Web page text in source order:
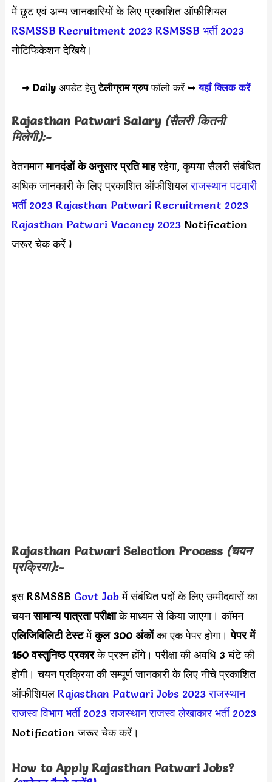
में छूट एवं अन्य जानकारियों के लिए प्रकाशित ऑफीशियल
RSMSSB Recruitment 2023 RSMSSB भर्ती 2023
नोटिफिकेशन देखिये।
➜ Daily अपडेट हेतुटेलीग्राम ग्रुपफॉलो करें ➥यहाँ क्लिक करें
Rajasthan Patwari Salary (सैलरी कितनी
मिलेगी):-
वेतनमानमानदंडों के अनुसारप्रति माहरहेगा, कृपया सैलरी संबंधित
अधिक जानकारी के लिए प्रकाशित ऑफीशियलराजस्थान पटवारी
भर्ती 2023 Rajasthan Patwari Recruitment 2023
Rajasthan Patwari Vacancy 2023Notification
जरूर चेक करें l
Rajasthan Patwari Selection Process (चयन
प्रक्रिया):-
इस RSMSSB Govt Jobमें संबंधित पदों के लिए उम्मीदवारों का
चयनसामान्य पात्रता परीक्षाके माध्यम से किया जाएगा। कॉमन
एलिजिबिलिटी टेस्टमेंकुल 300 अंकोंका एक पेपर होगा।पेपर में
150 वस्तुनिष्ठ प्रकारके प्रश्न होंगे। परीक्षा की अवधि 3 घंटे की
होगी। चयन प्रक्रिया की सम्पूर्ण जानकारी के लिए नीचे प्रकाशित
ऑफीशियल Rajasthan Patwari Jobs 2023 राजस्थान
राजस्व विभाग भर्ती 2023 राजस्थान राजस्व लेखाकार भर्ती 2023
Notification जरूर चेक करें।
How to Apply Rajasthan Patwari Jobs?